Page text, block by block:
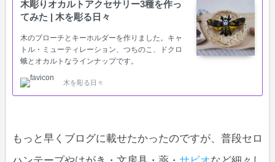
木彫りオカルトアクセサリー3種を作っ
てみた | 木を彫る日々
木のブローチとキーホルダーを作りました。キャ
トル・ミューティレーション、つちのこ、ドクロ
蛾とオカルトなラインナップです。
木を彫る日々
もっと早くブログに載せたかったのですが、普段セロ